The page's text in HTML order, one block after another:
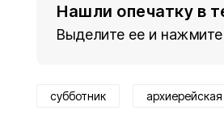
Нашли опечатку в
Выделите ее и нажмите
субботник